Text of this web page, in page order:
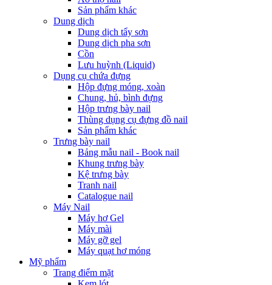
Sản phẩm khác
Dung dịch
Dung dịch tẩy sơn
Dung dịch pha sơn
Cồn
Lưu huỳnh (Liquid)
Dụng cụ chứa đựng
Hộp đựng móng, xoàn
Chung, hủ, bình đựng
Hộp trưng bày nail
Thùng dụng cụ đựng đồ nail
Sản phẩm khác
Trưng bày nail
Bảng mẫu nail - Book nail
Khung trưng bày
Kệ trưng bày
Tranh nail
Catalogue nail
Máy Nail
Máy hơ Gel
Máy mài
Máy gỡ gel
Máy quạt hơ móng
Mỹ phẩm
Trang điểm mặt